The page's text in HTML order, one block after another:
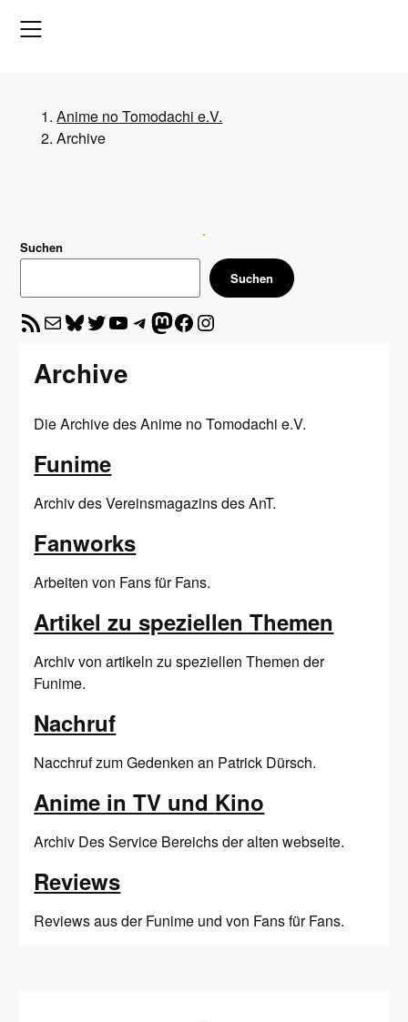
Anime no Tomodachi e.V.
Archive
Suchen
Suchen
RSS-Feed E-Mail Bluesky Twitter YouTube TelegramMastodon Facebook Instagram
Archive
Die Archive des Anime no Tomodachi e.V.
Funime
Archiv des Vereinsmagazins des AnT.
Fanworks
Arbeiten von Fans für Fans.
Artikel zu speziellen Themen
Archiv von artikeln zu speziellen Themen der
Funime.
Nachruf
Nacchruf zum Gedenken an Patrick Dürsch.
Anime in TV und Kino
Archiv Des Service Bereichs der alten webseite.
Reviews
Reviews aus der Funime und von Fans für Fans.